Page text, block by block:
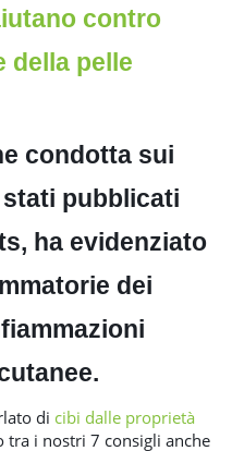
contro
della pelle
condotta sui
pubblicati
ha evidenziato
dei
di cibi dalle proprietà
tra i nostri 7 consigli anche